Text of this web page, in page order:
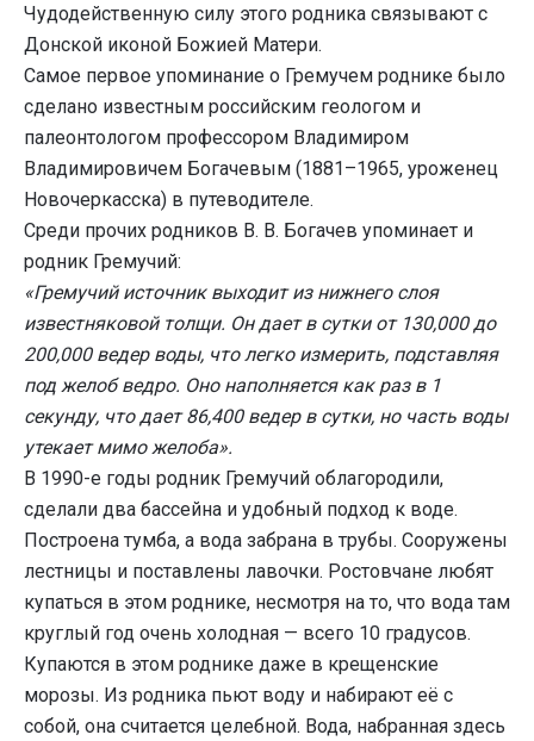
Чудодейственную силу этого родника связывают с
Донской иконой Божией Матери.
Самое первое упоминание о Гремучем роднике было
сделано известным российским геологом и
палеонтологом профессором Владимиром
Владимировичем Богачевым (1881–1965, уроженец
Новочеркасска) в путеводителе.
Среди прочих родников В. В. Богачев упоминает и
родник Гремучий:
«Гремучий источник выходит из нижнего слоя
известняковой толщи. Он дает в сутки от 130,000 до
200,000 ведер воды, что легко измерить, подставляя
под желоб ведро. Оно наполняется как раз в 1
секунду, что дает 86,400 ведер в сутки, но часть воды
утекает мимо желоба».
В 1990-е годы родник Гремучий облагородили,
сделали два бассейна и удобный подход к воде.
Построена тумба, а вода забрана в трубы. Сооружены
лестницы и поставлены лавочки. Ростовчане любят
купаться в этом роднике, несмотря на то, что вода там
круглый год очень холодная — всего 10 градусов.
Купаются в этом роднике даже в крещенские
морозы. Из родника пьют воду и набирают её с
собой, она считается целебной. Вода, набранная здесь